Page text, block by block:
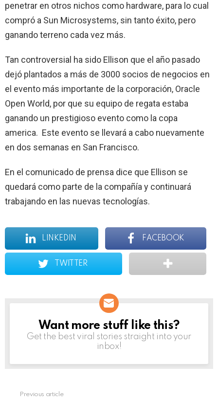
penetrar en otros nichos como hardware, para lo cual
compró a Sun Microsystems, sin tanto éxito, pero
ganando terreno cada vez más.
Tan controversial ha sido Ellison que el año pasado
dejó plantados a más de 3000 socios de negocios en
el evento más importante de la corporación, Oracle
Open World, por que su equipo de regata estaba
ganando un prestigioso evento como la copa
america. Este evento se llevará a cabo nuevamente
en dos semanas en San Francisco.
En el comunicado de prensa dice que Ellison se
quedará como parte de la compañía y continuará
trabajando en las nuevas tecnologías.
LINKEDIN FACEBOOK
TWITTER
NEWSLETTER
Want more stuff like this?
Get the best viral stories straight into your
inbox!
Previous article